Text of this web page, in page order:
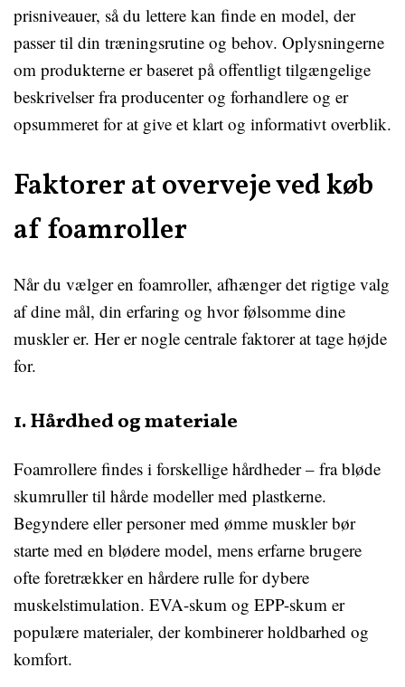
prisniveauer, så du lettere kan finde en model, der
passer til din træningsrutine og behov. Oplysningerne
om produkterne er baseret på offentligt tilgængelige
beskrivelser fra producenter og forhandlere og er
opsummeret for at give et klart og informativt overblik.
Faktorer at overveje ved køb
af foamroller
Når du vælger en foamroller, afhænger det rigtige valg
af dine mål, din erfaring og hvor følsomme dine
muskler er. Her er nogle centrale faktorer at tage højde
for.
1. Hårdhed og materiale
Foamrollere findes i forskellige hårdheder – fra bløde
skumruller til hårde modeller med plastkerne.
Begyndere eller personer med ømme muskler bør
starte med en blødere model, mens erfarne brugere
ofte foretrækker en hårdere rulle for dybere
muskelstimulation. EVA-skum og EPP-skum er
populære materialer, der kombinerer holdbarhed og
komfort.